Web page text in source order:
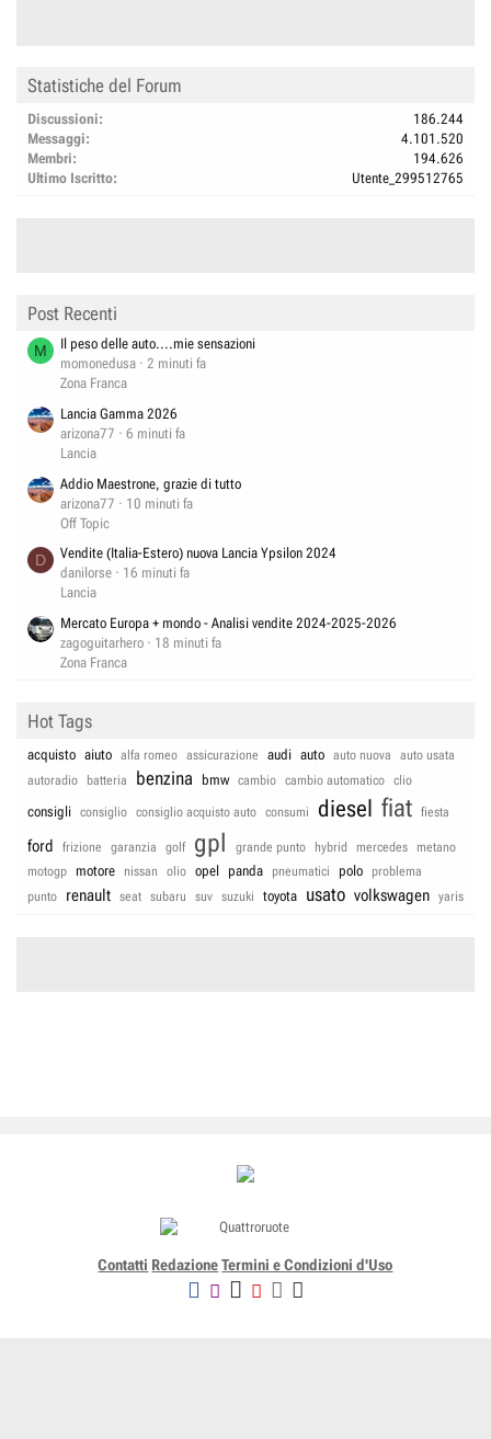
Statistiche del Forum
Discussioni
186.244
Messaggi
4.101.520
Membri
194.626
Ultimo Iscritto
Utente_299512765
Post Recenti
M
Il peso delle auto....mie sensazioni
momonedusa
2 minuti fa
Zona Franca
Lancia Gamma 2026
arizona77
6 minuti fa
Lancia
Addio Maestrone, grazie di tutto
arizona77
10 minuti fa
Off Topic
D
Vendite (Italia-Estero) nuova Lancia Ypsilon 2024
danilorse
16 minuti fa
Lancia
Mercato Europa + mondo - Analisi vendite 2024-2025-2026
zagoguitarhero
18 minuti fa
Zona Franca
Hot Tags
acquisto aiuto alfa romeo assicurazione audi auto auto nuova
auto usata
autoradio
batteria benzina bmw cambio cambio automatico clio
consigli consiglio consiglio acquisto auto consumi diesel fiat fiesta
ford frizione garanzia golf gpl grande punto hybrid mercedes
metano
motogp
motore nissan olio opel panda pneumatici polo
problema
punto
renault seat subaru suv suzuki toyota usato volkswagen yaris
Contatti Redazione Termini e Condizioni d'Uso